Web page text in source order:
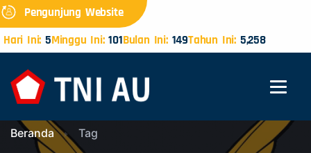
Pengunjung Website
Hari Ini: 5Minggu Ini:101Bulan Ini:149Tahun Ini: 5,258
Beranda Tag